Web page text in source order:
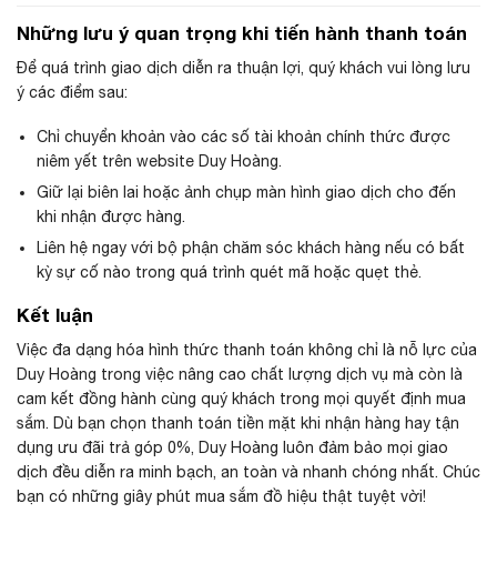
Những lưu ý quan trọng khi tiến hành thanh toán
Để quá trình giao dịch diễn ra thuận lợi, quý khách vui lòng lưu
ý các điểm sau:
Chỉ chuyển khoản vào các số tài khoản chính thức được
niêm yết trên website Duy Hoàng.
Giữ lại biên lai hoặc ảnh chụp màn hình giao dịch cho đến
khi nhận được hàng.
Liên hệ ngay với bộ phận chăm sóc khách hàng nếu có bất
kỳ sự cố nào trong quá trình quét mã hoặc quẹt thẻ.
Kết luận
Việc đa dạng hóa hình thức thanh toán không chỉ là nỗ lực của
Duy Hoàng trong việc nâng cao chất lượng dịch vụ mà còn là
cam kết đồng hành cùng quý khách trong mọi quyết định mua
sắm. Dù bạn chọn thanh toán tiền mặt khi nhận hàng hay tận
dụng ưu đãi trả góp 0%, Duy Hoàng luôn đảm bảo mọi giao
dịch đều diễn ra minh bạch, an toàn và nhanh chóng nhất. Chúc
bạn có những giây phút mua sắm đồ hiệu thật tuyệt vời!